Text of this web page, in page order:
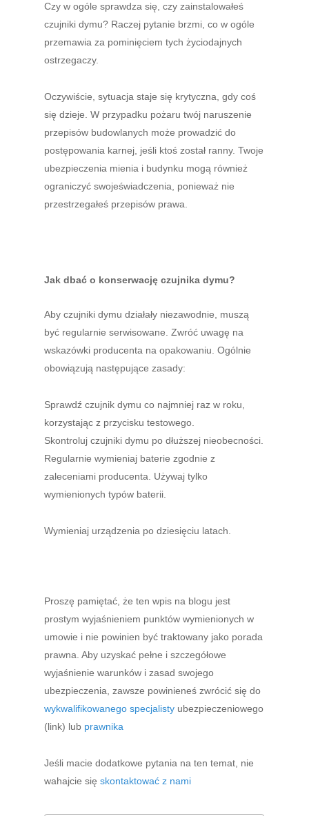
Czy w ogóle sprawdza się, czy zainstalowałeś
czujniki dymu? Raczej pytanie brzmi, co w ogóle
przemawia za pominięciem tych życiodajnych
ostrzegaczy.
Oczywiście, sytuacja staje się krytyczna, gdy coś
się dzieje. W przypadku pożaru twój naruszenie
przepisów budowlanych może prowadzić do
postępowania karnej, jeśli ktoś został ranny. Twoje
ubezpieczenia mienia i budynku mogą również
ograniczyć swojeświadczenia, ponieważ nie
przestrzegałeś przepisów prawa.
Jak dbać o konserwację czujnika dymu?
Aby czujniki dymu działały niezawodnie, muszą
być regularnie serwisowane. Zwróć uwagę na
wskazówki producenta na opakowaniu. Ogólnie
obowiązują następujące zasady:
Sprawdź czujnik dymu co najmniej raz w roku,
korzystając z przycisku testowego.
Skontroluj czujniki dymu po dłuższej nieobecności.
Regularnie wymieniaj baterie zgodnie z
zaleceniami producenta. Używaj tylko
wymienionych typów baterii.
Wymieniaj urządzenia po dziesięciu latach.
Proszę pamiętać, że ten wpis na blogu jest
prostym wyjaśnieniem punktów wymienionych w
umowie i nie powinien być traktowany jako porada
prawna. Aby uzyskać pełne i szczegółowe
wyjaśnienie warunków i zasad swojego
ubezpieczenia, zawsze powinieneś zwrócić się do
wykwalifikowanego specjalisty ubezpieczeniowego
(link) lub prawnika
Jeśli macie dodatkowe pytania na ten temat, nie
wahajcie sięskontaktować z nami